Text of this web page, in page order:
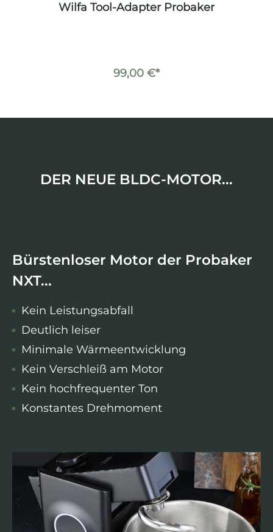
Wilfa Tool-Adapter Probaker
99,00 €*
DER NEUE BLDC-MOTOR...
Bürstenloser Motor der Probaker
NXT...
Kein Leistungsabfall
Deutlich leiser
Minimale Wärmeentwicklung
Kein Verschleiß am Motor
Kein hochfrequenter Ton
Konstantes Drehmoment